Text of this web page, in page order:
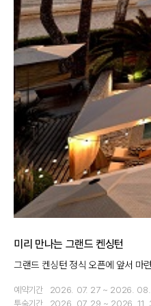
미리 만나는 그랜드 켄싱턴
그랜드 켄싱턴 정식 오픈에 앞서 마
예약기간
2026. 07. 27 ~ 2026. 08.
투숙기간
2026. 07. 29 ~ 2026. 11.